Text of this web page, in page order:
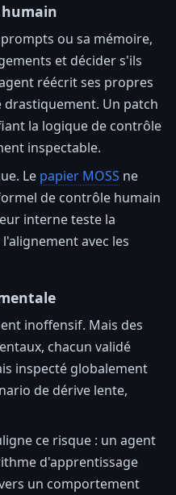
ou sa mémoire,
et décider s'ils
réécrit ses propres
Un patch
la logique de contrôle
inspectable.
Le papier MOSS ne
de contrôle humain
interne teste la
avec les
inoffensif. Mais des
chacun validé
inspecté globalement
de dérive lente,
ce risque : un agent
d'apprentissage
un comportement